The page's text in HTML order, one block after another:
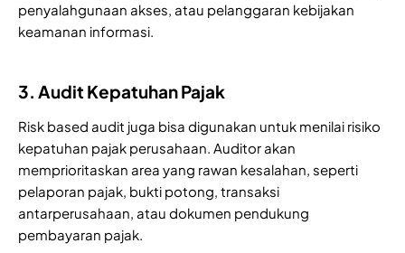
penyalahgunaan akses, atau pelanggaran kebijakan
keamanan informasi.
3. Audit Kepatuhan Pajak
Risk based audit juga bisa digunakan untuk menilai risiko
kepatuhan pajak perusahaan. Auditor akan
memprioritaskan area yang rawan kesalahan, seperti
pelaporan pajak, bukti potong, transaksi
antarperusahaan, atau dokumen pendukung
pembayaran pajak.